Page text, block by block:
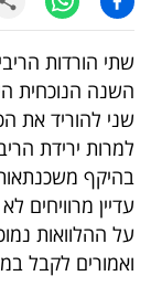
ספורט
קריירה
ולימודים
מינויים
רייטינג
רכב
​שתי הורדות
השנה הנוכחית
שני להוריד את
למרות ירידת
בהיקף
עדיין מרוויחים
על ההלוואות
ואמורים לקבל